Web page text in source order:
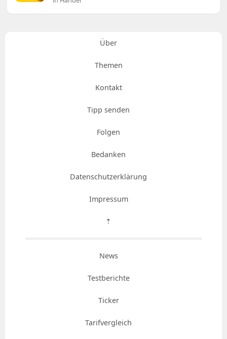
Über
Themen
Kontakt
Tipp senden
Folgen
Bedanken
Datenschutzerklärung
Impressum
⇡
News
Testberichte
Ticker
Tarifvergleich